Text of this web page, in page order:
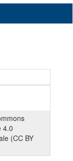
4.0
(CC BY